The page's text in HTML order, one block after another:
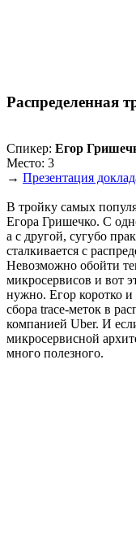
Распределенная
Спикер: Егор
Место: 3
→ Презентация
В тройку самых
Егора Гришечко. С
а с другой, сугубо
сталкивается с
Невозможно обойти
микросервисов и вот
нужно. Егор коротко и
сбора trace-меток в
компанией Uber. И
микросервисной
много полезного.